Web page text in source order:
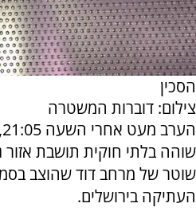
הסכין
צילום: דוברות המשטרה
שוהה בלתי חוקית תושבת אזור
שוטר של מרחב דוד שהוצב
העתיקה בירושלים.